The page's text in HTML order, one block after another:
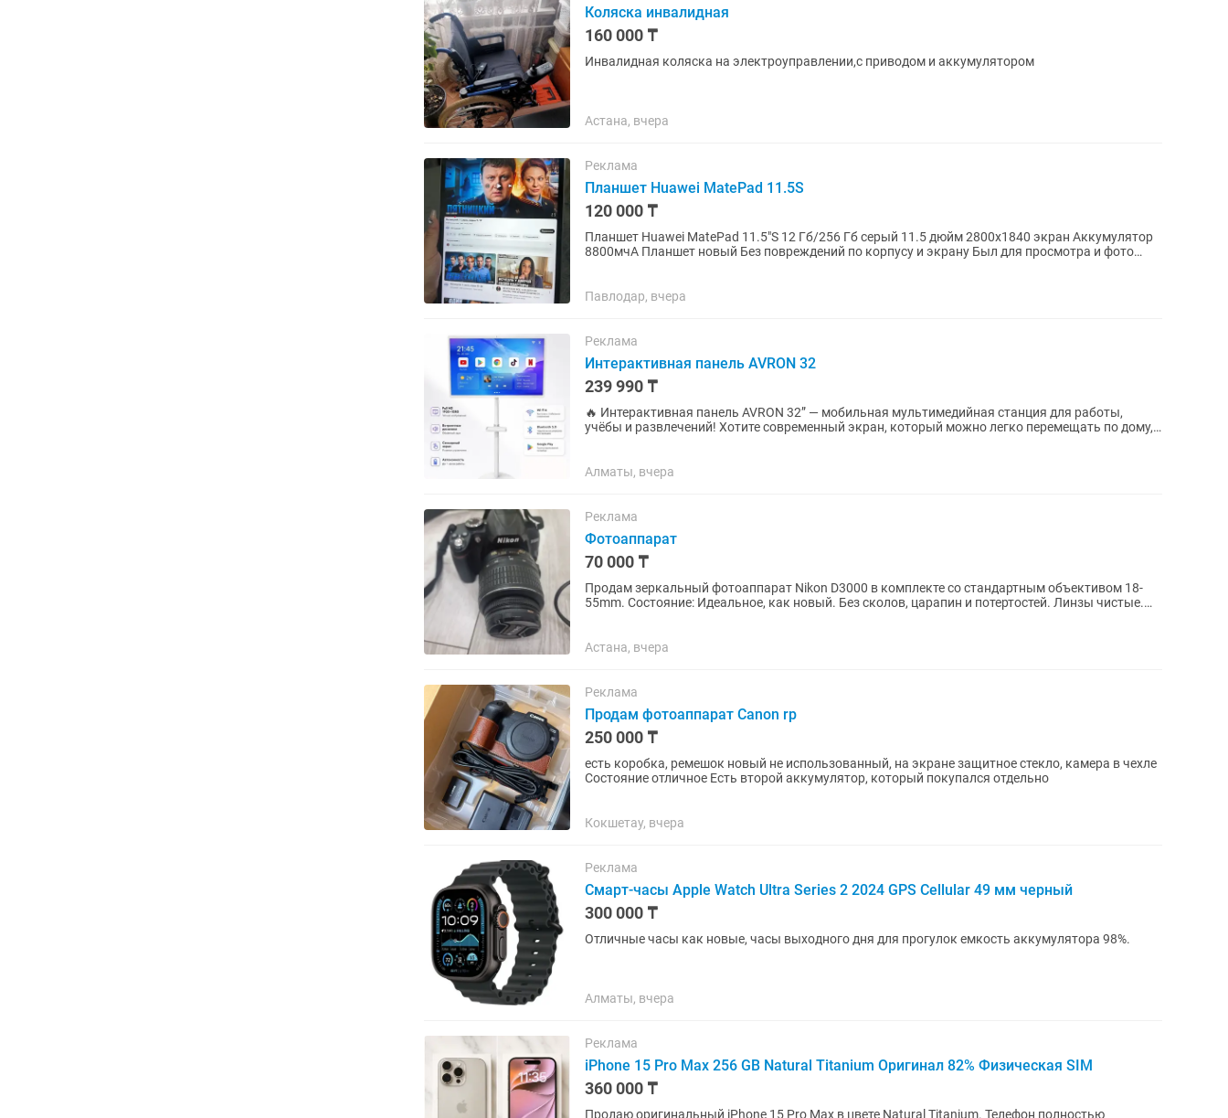
Коляска инвалидная
160 000 ₸
Инвалидная коляска на электроуправлении,с приводом и аккумулятором
Астана, вчера
Реклама
Планшет Huawei MatePad 11.5S
120 000 ₸
Планшет Huawei MatePad 11.5"S 12 Гб/256 Гб серый 11.5 дюйм 2800x1840 экран Аккумулятор
8800мчА Планшет новый Без повреждений по корпусу и экрану Был для просмотра и фото
Павлодар, вчера
Реклама
Интерактивная панель AVRON 32
239 990 ₸
🔥 Интерактивная панель AVRON 32” — мобильная мультимедийная станция для работы,
учёбы и развлечений! Хотите современный экран, который можно легко перемещать по дому,
Алматы, вчера
Реклама
Фотоаппарат
70 000 ₸
Продам зеркальный фотоаппарат Nikon D3000 в комплекте со стандартным объективом 18-
55mm. Состояние: Идеальное, как новый. Без сколов, царапин и потертостей. Линзы чистые.
Астана, вчера
Реклама
Продам фотоаппарат Canon rp
250 000 ₸
есть коробка, ремешок новый не использованный, на экране защитное стекло, камера в чехле
Состояние отличное Есть второй аккумулятор, который покупался отдельно
Кокшетау, вчера
Реклама
Смарт-часы Apple Watch Ultra Series 2 2024 GPS Cellular 49 мм черный
300 000 ₸
Отличные часы как новые, часы выходного дня для прогулок емкость аккумулятора 98%.
Алматы, вчера
Реклама
iPhone 15 Pro Max 256 GB Natural Titanium Оригинал 82% Физическая SIM
360 000 ₸
Продаю оригинальный iPhone 15 Pro Max в цвете Natural Titanium. Телефон полностью